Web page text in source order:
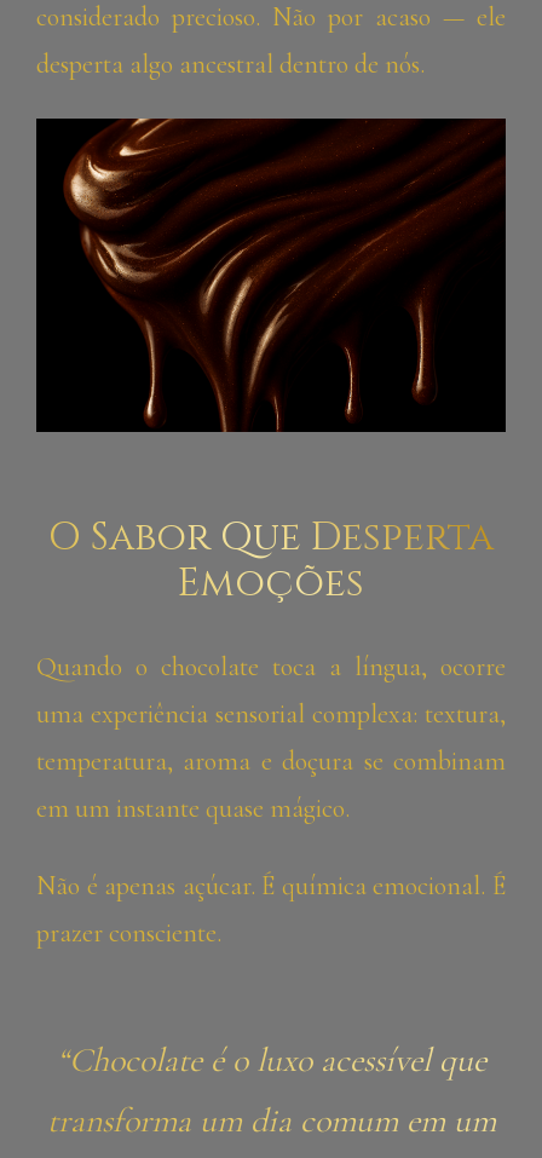
considerado precioso. Não por acaso — ele
desperta algo ancestral dentro de nós.
O Sabor Que Desperta
Emoções
Quando o chocolate toca a língua, ocorre
uma experiência sensorial complexa: textura,
temperatura, aroma e doçura se combinam
em um instante quase mágico.
Não é apenas açúcar. É química emocional. É
prazer consciente.
“Chocolate é o luxo acessível que
transforma um dia comum em um